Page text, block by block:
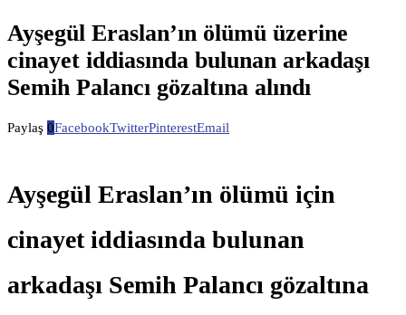
Ayşegül Eraslan’ın ölümü üzerine
cinayet iddiasında bulunan arkadaşı
Semih Palancı gözaltına alındı
Paylaş 0FacebookTwitterPinterestEmail
Ayşegül Eraslan’ın ölümü için
cinayet iddiasında bulunan
arkadaşı Semih Palancı gözaltına